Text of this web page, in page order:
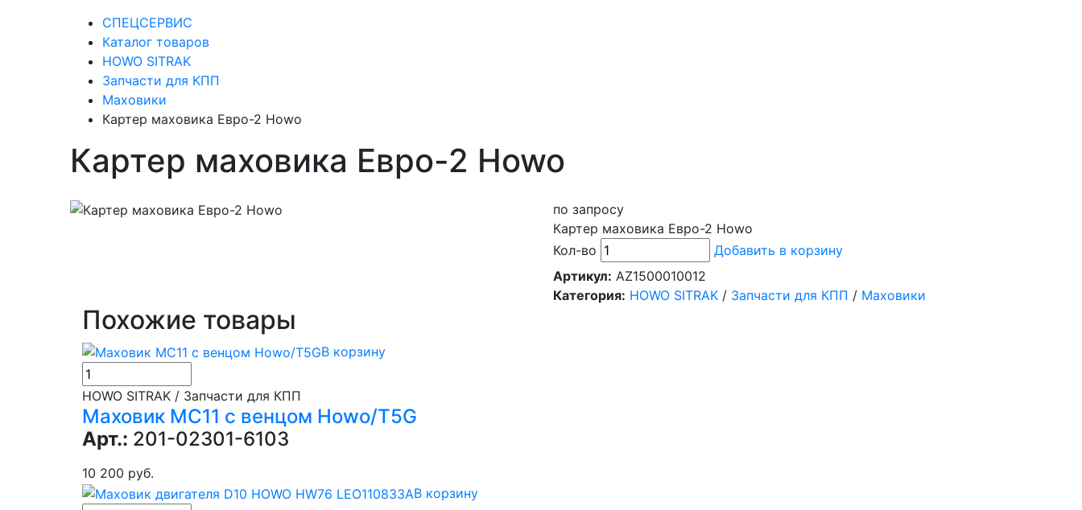
СПЕЦСЕРВИС
Каталог товаров
HOWO SITRAK
Запчасти для КПП
Маховики
Картер маховика Евро-2 Howo
Картер маховика Евро-2 Howo
по запросу
Картер маховика Евро-2 Howo
Кол-во
Добавить в корзину
Артикул: AZ1500010012
Категория: HOWO SITRAK / Запчасти для КПП / Маховики
Похожие товары
В корзину
HOWO SITRAK / Запчасти для КПП
Маховик MC11 с венцом Howo/T5G
Арт.: 201-02301-6103
10 200 руб.
В корзину